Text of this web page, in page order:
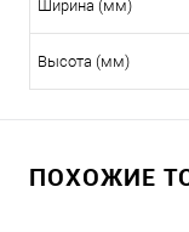
Ширина (мм)
Высота (мм)
ПОХОЖИЕ